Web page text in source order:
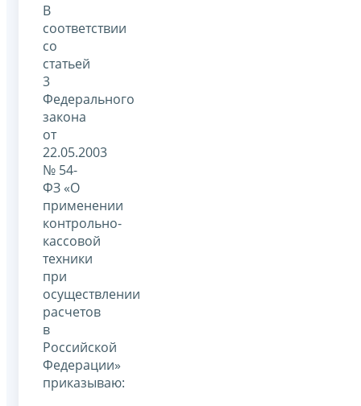
В
соответствии
со
статьей
3
Федерального
закона
от
22.05.2003
№ 54-
ФЗ «О
применении
контрольно-
кассовой
техники
при
осуществлении
расчетов
в
Российской
Федерации»
приказываю: